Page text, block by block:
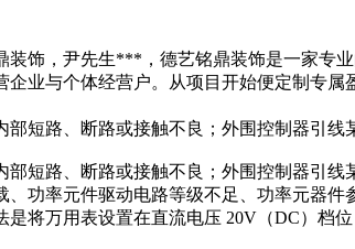
饰，尹先生***，德艺铭鼎装饰是一家专
业与个体经营户。从项目开始便定制专
短路、断路或接触不良；外围控制器引线
短路、断路或接触不良；外围控制器引线
功率元件驱动电路等级不足、功率元器
将万用表设置在直流电压 20V（DC）档